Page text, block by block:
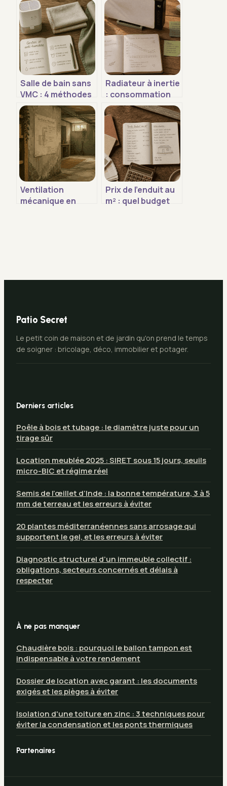
Salle de bain sans
VMC : 4 méthodes
passives pour
éliminer l’humidité
et les moisissures
Radiateur à inertie
: consommation
réelle, coûts et
réglages pour
réduire vos
factures
Ventilation
mécanique en
Prix de l’enduit au
m² : quel budget
Patio Secret
Le petit coin de maison et de jardin qu'on prend le temps
de soigner : bricolage, déco, immobilier et potager.
Derniers articles
Poêle à bois et tubage : le diamètre juste pour un
tirage sûr
Location meublée 2025 : SIRET sous 15 jours, seuils
micro-BIC et régime réel
Semis de l’œillet d’Inde : la bonne température, 3 à 5
mm de terreau et les erreurs à éviter
20 plantes méditerranéennes sans arrosage qui
supportent le gel, et les erreurs à éviter
Diagnostic structurel d’un immeuble collectif :
obligations, secteurs concernés et délais à
respecter
À ne pas manquer
Chaudière bois : pourquoi le ballon tampon est
indispensable à votre rendement
Dossier de location avec garant : les documents
exigés et les pièges à éviter
Isolation d'une toiture en zinc : 3 techniques pour
éviter la condensation et les ponts thermiques
Partenaires